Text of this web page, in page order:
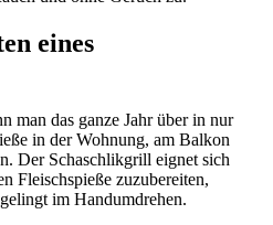
eines
man das ganze Jahr über in nur
in der Wohnung, am Balkon
Der Schaschlikgrill eignet sich
Fleischspieße zuzubereiten,
im Handumdrehen.